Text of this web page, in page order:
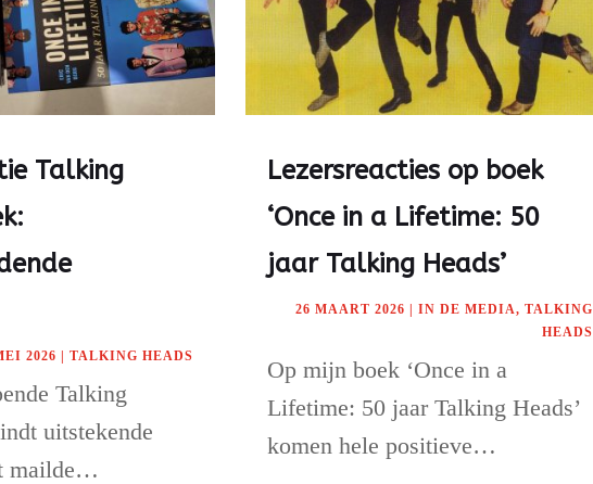
Talking
2026 TALKING HEADS
Talking
uitstekende
mailde…
Lezersreacties op boek
‘Once in a Lifetime: 50
jaar Talking Heads’
26 MAART 2026 |IN DE MEDIA,TALKING
HEADS
Op mijn boek ‘Once in a
Lifetime: 50 jaar Talking Heads’
komen hele positieve…